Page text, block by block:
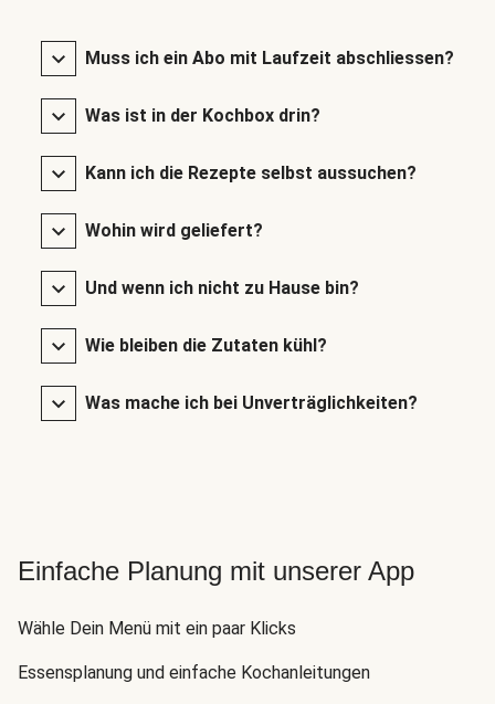
Muss ich ein Abo mit Laufzeit abschliessen?
Was ist in der Kochbox drin?
Kann ich die Rezepte selbst aussuchen?
Wohin wird geliefert?
Und wenn ich nicht zu Hause bin?
Wie bleiben die Zutaten kühl?
Was mache ich bei Unverträglichkeiten?
Einfache Planung mit unserer App
Wähle Dein Menü mit ein paar Klicks
Essensplanung und einfache Kochanleitungen